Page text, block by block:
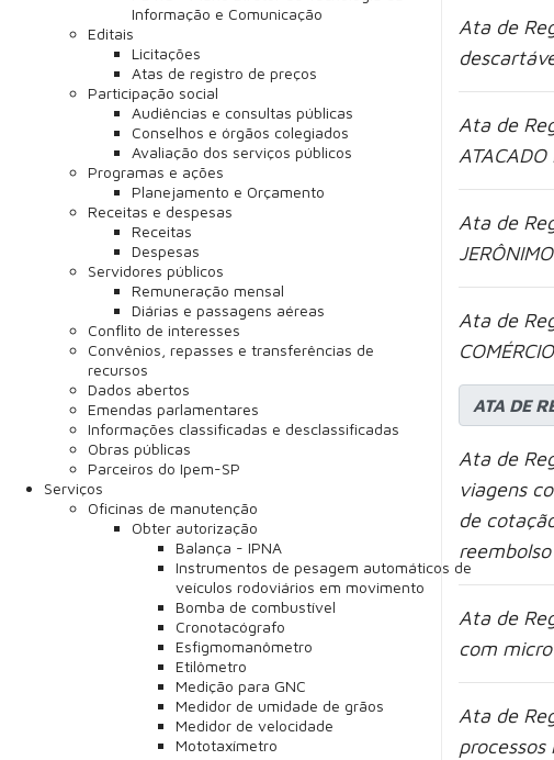
Informação e Comunicação
Editais
Licitações
Atas de registro de preços
Participação social
Audiências e consultas públicas
Conselhos e órgãos colegiados
Avaliação dos serviços públicos
Programas e ações
Planejamento e Orçamento
Receitas e despesas
Receitas
Despesas
Servidores públicos
Remuneração mensal
Diárias e passagens aéreas
Conflito de interesses
Convênios, repasses e transferências de
recursos
Dados abertos
Emendas parlamentares
Informações classificadas e desclassificadas
Obras públicas
Parceiros do Ipem-SP
Serviços
Oficinas de manutenção
Obter autorização
Balança - IPNA
Instrumentos de pesagem automáticos de
veículos rodoviários em movimento
Bomba de combustível
Cronotacógrafo
Esfigmomanômetro
Etilômetro
Medição para GNC
Medidor de umidade de grãos
Medidor de velocidade
Mototaxímetro
Ata de
Ata de
ATACADO
Ata de
Ata de
ATA DE
Ata de
viagens
de
Ata de
com
Ata de